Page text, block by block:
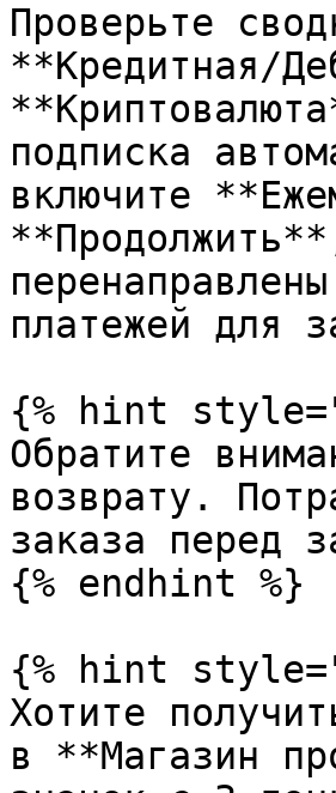
Проверьте
**Кредитная/
подписка
включите
платежей для
{% hint
Обратите
возврату.
заказа перед
{% endhint %}
{% hint
Хотите
в **Магазин